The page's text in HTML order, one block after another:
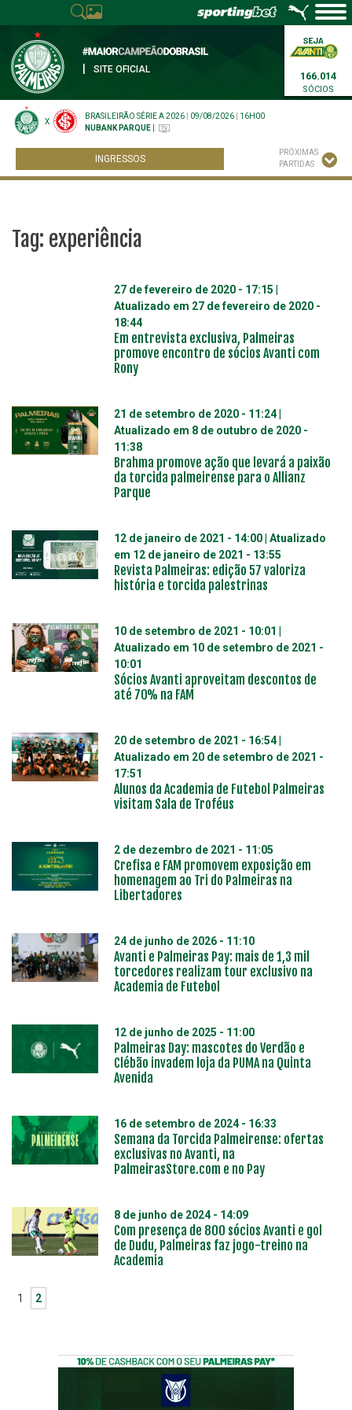
SITE OFICIAL
166.014
SÓCIOS
X
BRASILEIRÃO SÉRIE A 2026 09/08/2026
16H00
NUBANK PARQUE
INGRESSOS
PRÓXIMAS
PARTIDAS
Tag: experiência
27 de fevereiro de 2020 - 17:15
Atualizado em 27 de fevereiro de 2020 -
18:44
Em entrevista exclusiva, Palmeiras
promove encontro de sócios Avanti com
Rony
21 de setembro de 2020 - 11:24|
Atualizado em 8 de outubro de 2020 -
11:38
Brahma promove ação que levará a paixão
da torcida palmeirense para o Allianz
Parque
12 de janeiro de 2021 - 14:00 | Atualizado
em 12 de janeiro de 2021 - 13:55
Revista Palmeiras: edição 57 valoriza
história e torcida palestrinas
10 de setembro de 2021 - 10:01
Atualizado em 10 de setembro de 2021 -
10:01
Sócios Avanti aproveitam descontos de
até 70% na FAM
20 de setembro de 2021 - 16:54|
Atualizado em 20 de setembro de 2021 -
17:51
Alunos da Academia de Futebol Palmeiras
visitam Sala de Troféus
2 de dezembro de 2021 - 11:05
Crefisa e FAM promovem exposição em
homenagem ao Tri do Palmeiras na
Libertadores
24 de junho de 2026 - 11:10
Avanti e Palmeiras Pay: mais de 1,3 mil
torcedores realizam tour exclusivo na
Academia de Futebol
12 de junho de 2025 - 11:00
Palmeiras Day: mascotes do Verdão e
Clébão invadem loja da PUMA na Quinta
Avenida
16 de setembro de 2024 - 16:33
Semana da Torcida Palmeirense: ofertas
exclusivas no Avanti, na
PalmeirasStore.com e no Pay
8 de junho de 2024 - 14:09
Com presença de 800 sócios Avanti e gol
de Dudu, Palmeiras faz jogo-treino na
Academia
1 2